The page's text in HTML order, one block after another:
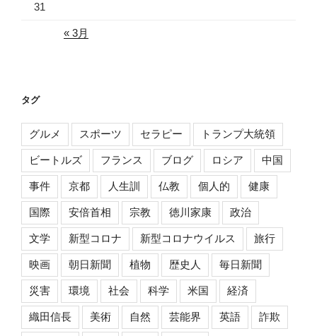
31
« 3月
タグ
グルメ スポーツ セラピー トランプ大統領
ビートルズ フランス ブログ ロシア 中国
事件 京都 人生訓 仏教 個人的 健康
国際 安倍首相 宗教 徳川家康 政治
文学 新型コロナ 新型コロナウイルス 旅行
映画 朝日新聞 植物 歴史人 毎日新聞
災害 環境 社会 科学 米国 経済
織田信長 美術 自然 芸能界 英語 詐欺